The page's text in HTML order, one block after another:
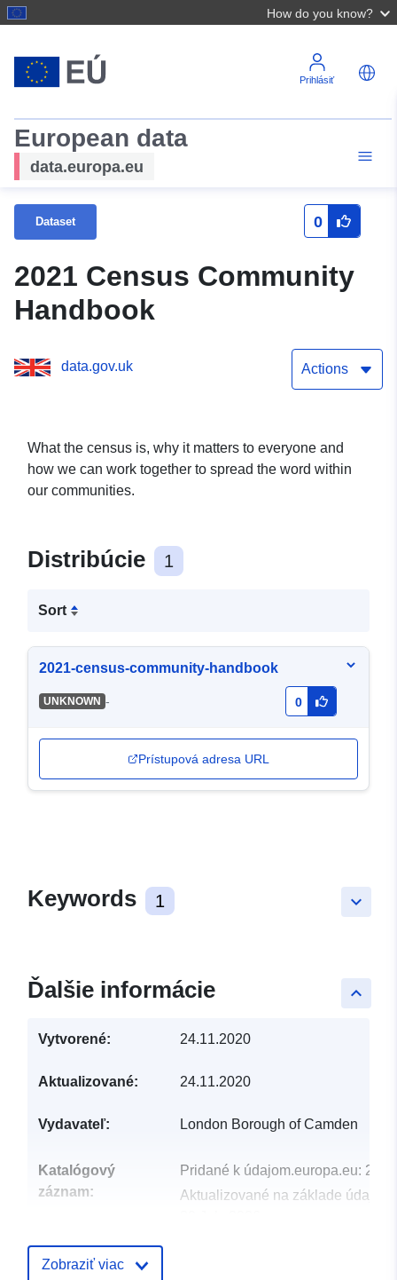
How do you know?
Prihlásiť
European data
data.europa.eu
Dataset 0
2021 Census Community
Handbook
data.gov.uk Actions
What the census is, why it matters to everyone and
how we can work together to spread the word within
our communities.
Distribúcie 1
Sort
2021-census-community-handbook
UNKNOWN - 0
Prístupová adresa URL
keyboard_arrow_down
Keywords 1
keyboard_arrow_up
Ďalšie informácie
Vytvorené: 24.11.2020
Aktualizované: 24.11.2020
Vydavateľ: London Borough of Camden
Katalógový
záznam:
Pridané k údajom.europa.eu: 29
Aktualizované na základe
uriRef:
Zobraziť viac